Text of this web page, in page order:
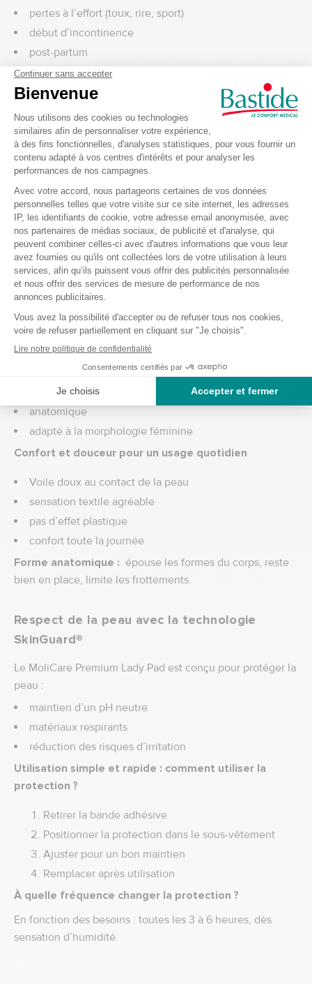
pertes à l’effort (toux, rire, sport)
début d’incontinence
post-partum
ménopause
Absorption 3 gouttes : idéale pour les petites à
moyennes fuites
Le niveau 3 gouttes correspond à une absorption
:
absorption rapide des petites fuites
maintien au sec efficace
sécurité sans surépaisseur
Discrétion maximale : une protection invisible
sous les vêtements
Le MoliCare Premium Lady Pad 3 gouttes est conçu pour
ultra fin
anatomique
adapté à la morphologie féminine
Confort et douceur pour un usage quotidien
Voile doux au contact de la peau
sensation textile agréable
pas d’effet plastique
confort toute la journée
Forme anatomique : épouse les formes du corps, reste
bien en place, limite les frottements.
Respect de la peau avec la technologie
SkinGuard®
Le MoliCare Premium Lady Pad est conçu pour protéger la
peau :
maintien d’un pH neutre
matériaux respirants
réduction des risques d’irritation
Utilisation simple et rapide : comment utiliser la
protection ?
Retirer la bande adhésive
Positionner la protection dans le sous-vêtement
Ajuster pour un bon maintien
Remplacer après utilisation
À quelle fréquence changer la protection ?
En fonction des besoins : toutes les 3 à 6 heures, dès
sensation d’humidité.